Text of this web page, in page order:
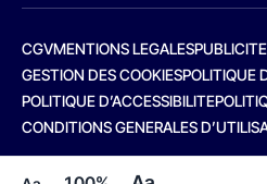
CGVMENTIONS LEGALES
GESTION DES COOKIESPOLITIQUE
POLITIQUE D’ACCESSIBILITE
CONDITIONS GENERALES